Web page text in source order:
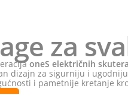
za
oneS električnih skutera
dizajn za sigurniju i
i pametnije kretanje